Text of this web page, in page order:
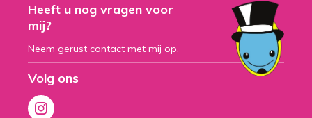
Heeft u nog vragen voor
mij?
Neem gerust contact met mij op.
Volg ons